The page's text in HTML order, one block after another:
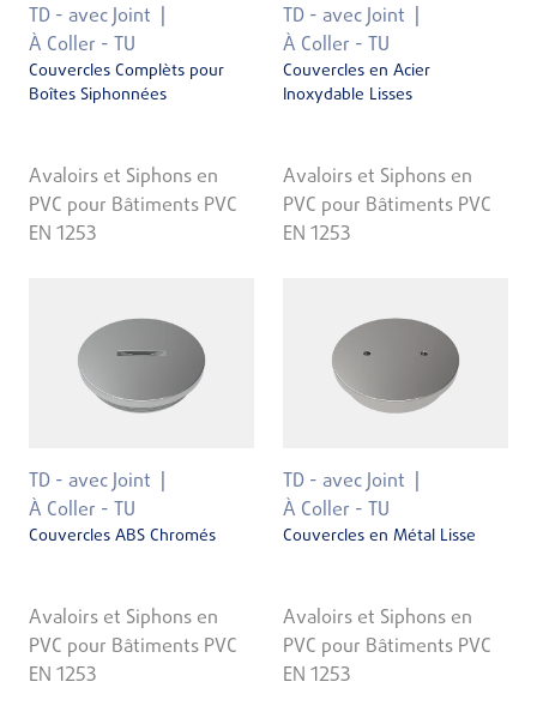
TD - avec Joint
À Coller - TU
Couvercles Complèts pour
Boîtes Siphonnées
Avaloirs et Siphons en
PVC pour Bâtiments PVC
EN 1253
TD - avec Joint
À Coller - TU
Couvercles en Acier
Inoxydable Lisses
Avaloirs et Siphons en
PVC pour Bâtiments PVC
EN 1253
TD - avec Joint
À Coller - TU
Couvercles ABS Chromés
Avaloirs et Siphons en
PVC pour Bâtiments PVC
EN 1253
TD - avec Joint
À Coller - TU
Couvercles en Métal Lisse
Avaloirs et Siphons en
PVC pour Bâtiments PVC
EN 1253